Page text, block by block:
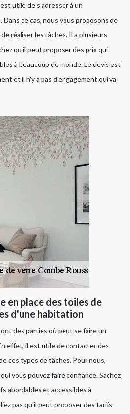
utile de s'adresser à un
ce cas, nous vous proposons de
réaliser les tâches. Il a plusieurs
qu'il peut proposer des prix qui
à beaucoup de monde. Le devis est
et il n'y a pas d'engagement qui va
en place des toiles de
d'une habitation
des parties où peut se faire un
effet, il est utile de contacter des
ces types de tâches. Pour nous,
vous pouvez faire confiance. Sachez
abordables et accessibles à
pas qu'il peut proposer des tarifs